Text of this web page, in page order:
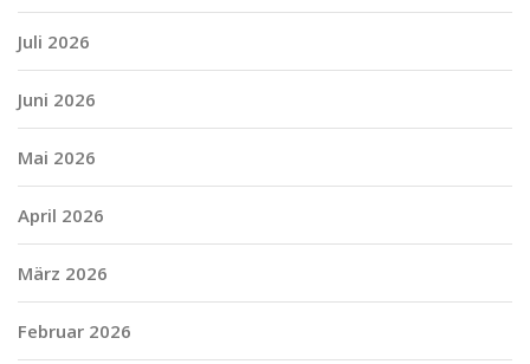
Juli 2026
Juni 2026
Mai 2026
April 2026
März 2026
Februar 2026